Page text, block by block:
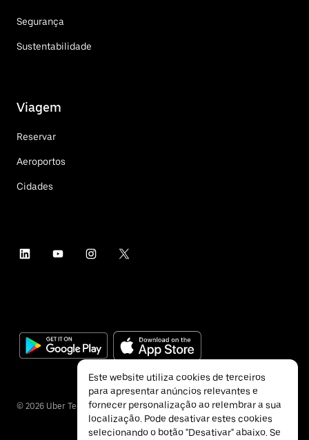
Segurança
Sustentabilidade
Viagem
Reservar
Aeroportos
Cidades
© 2026 Uber Technologies Inc.
Este website utiliza cookies de terceiros
para apresentar anúncios relevantes e
fornecer personalização ao relembrar a sua
localização. Pode desativar estes cookies
selecionando o botão "Desativar" abaixo. Se